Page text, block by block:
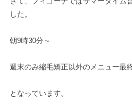
した。
朝9時30分～
週末のみ縮毛矯正以外のメニュー最
となっています。